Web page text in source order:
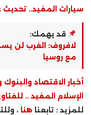
سيارات المفيد.. تحديث
قد يهمك:
لافروف: الغرب لن
مع روسيا
أخبار الاقتصاد
الإسلام المفيد ..
للمزيد : تابعنا هنا ،